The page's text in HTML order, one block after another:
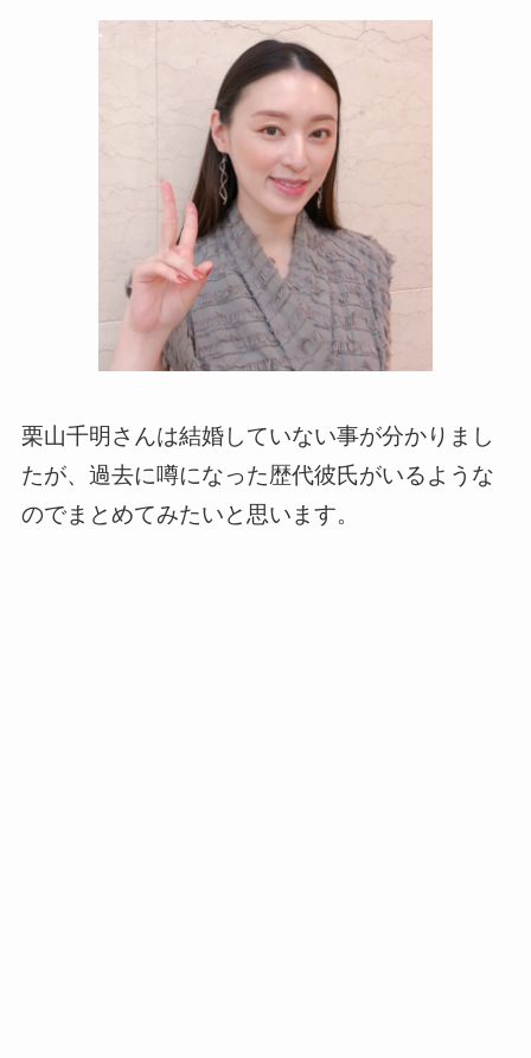
栗山千明さんは結婚していない事が分かりまし
たが、過去に噂になった歴代彼氏がいるような
のでまとめてみたいと思います。